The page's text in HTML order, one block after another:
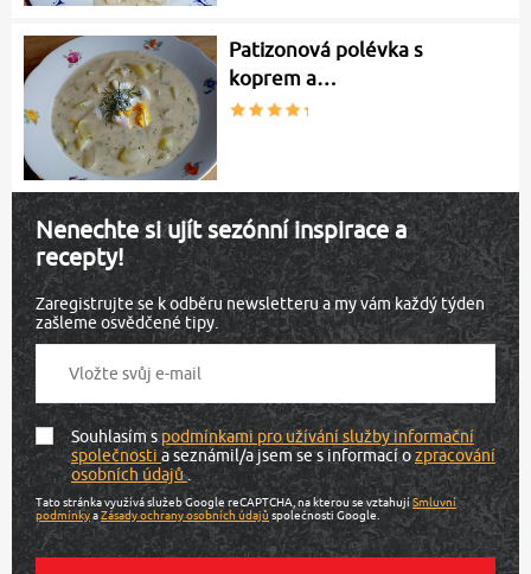
Patizonová polévka s
koprem a…
Nenechte si ujít sezónní inspirace a
recepty!
Zaregistrujte se k odběru newsletteru a my vám každý týden
zašleme osvědčené tipy.
Souhlasím spodmínkami pro užívání služby informační
společnostia seznámil/a jsem se s informací ozpracování
osobních údajů.
Tato stránka využívá služeb Google reCAPTCHA, na kterou se vztahujíSmluvní
podmínkyaZásady ochrany osobních údajů společnosti Google.